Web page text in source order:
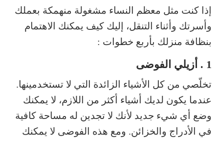
إذا كنت مثل معظم النساء مشغولة منهمكة بعملك
وأسرتك وأثناء التنقل، إليك كيف يمكنك الاهتمام
بنظافة منزلك بأربع خطوات :
1 . أزيلي الفوضى
تخلّصي من كل الأشياء الزائدة التي لا تستخدمينها.
عندما يكون لديك أشياء أكثر من اللازم، لا يمكنك
وضع أي شيء جديد لأنك لا تجدين له مساحة كافية
في الأدراج والخزائن. ومع هذه الفوضى لا يمكنك